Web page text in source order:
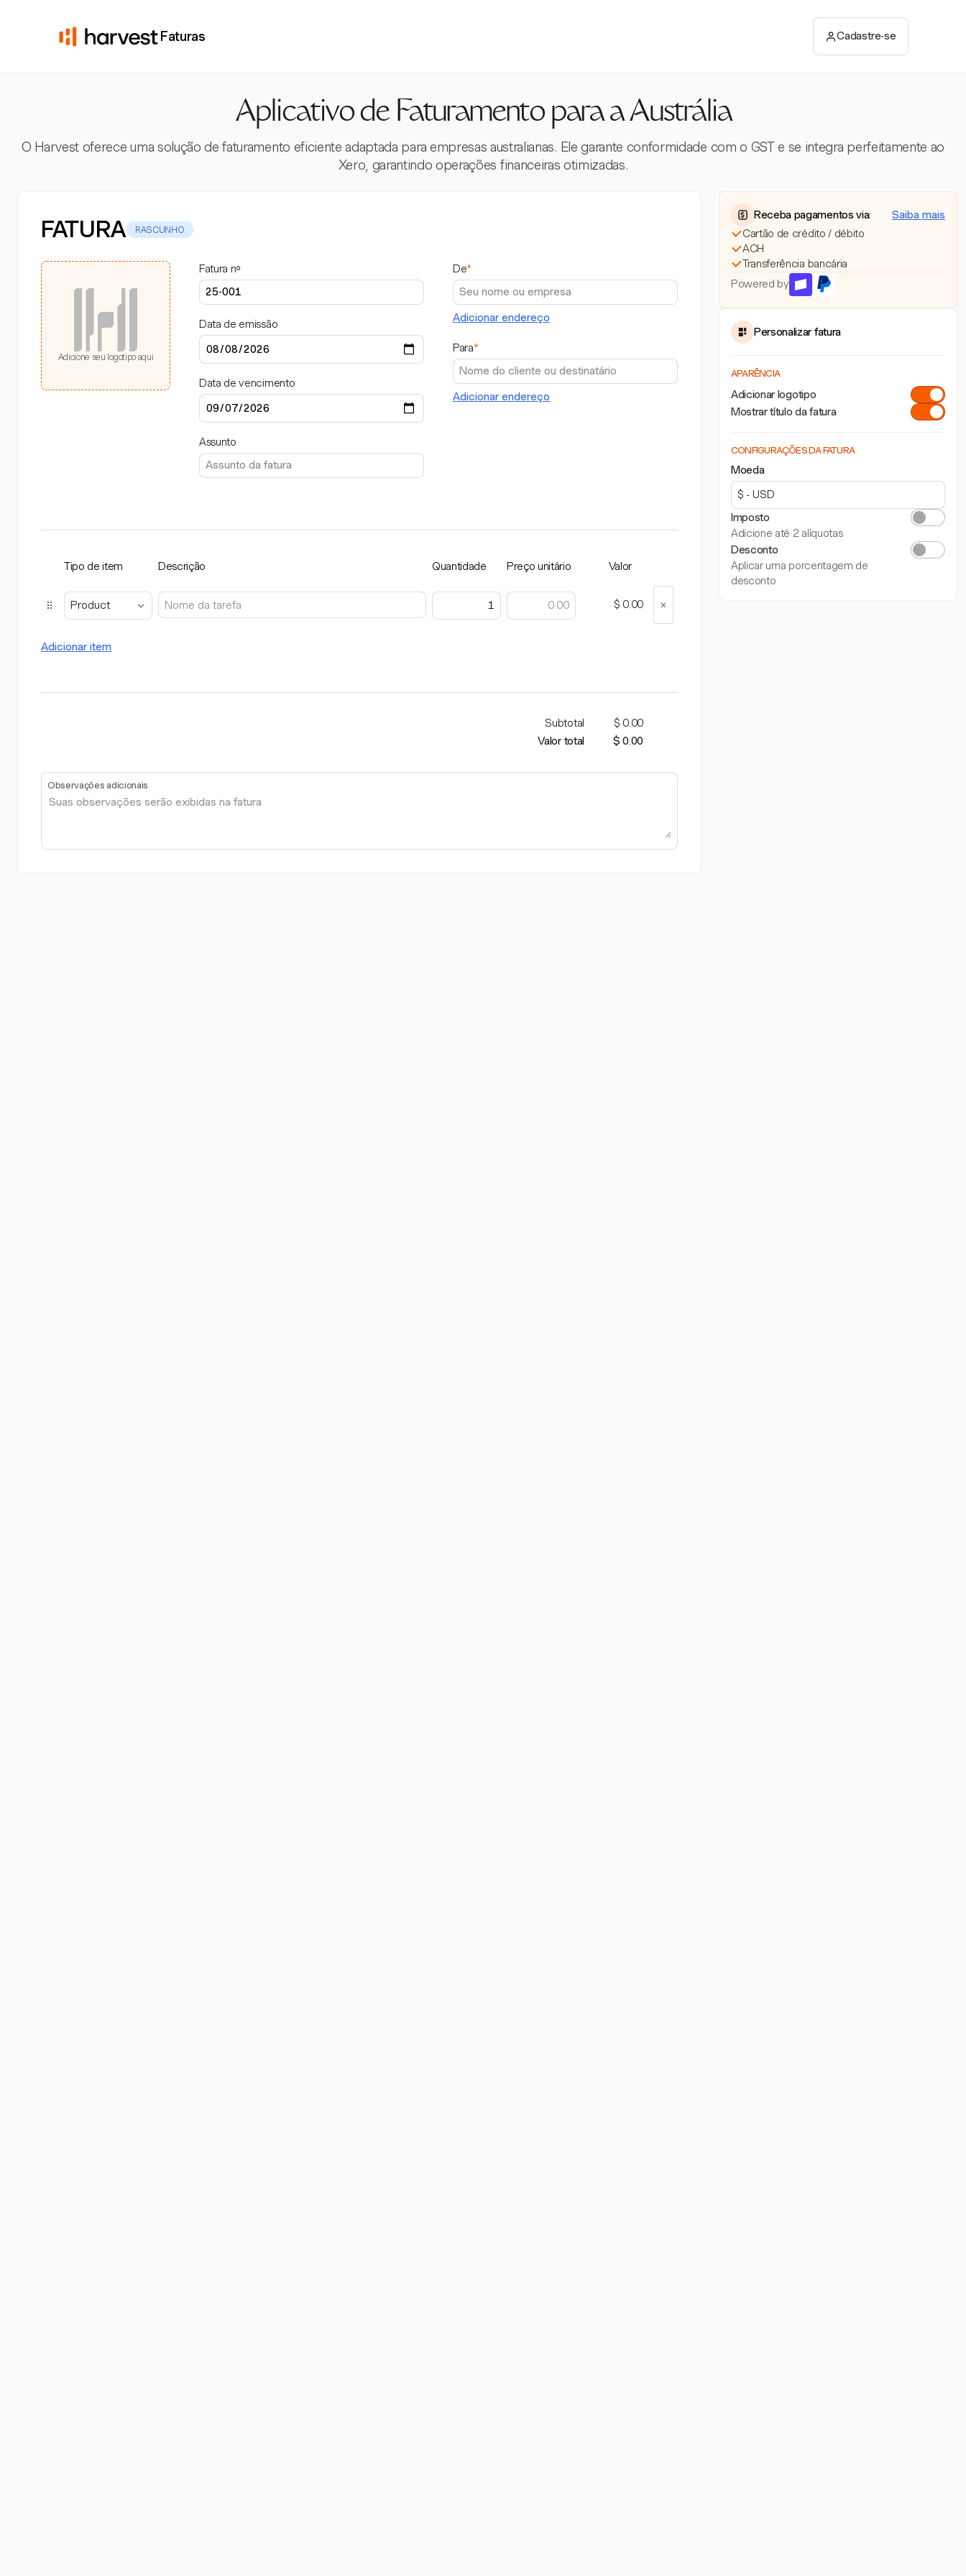
Faturas Cadastre-se
Aplicativo de Faturamento para a Austrália
O Harvest oferece uma solução de faturamento eficiente adaptada para empresas australianas. Ele garante conformidade com o GST e se integra perfeitamente ao
Xero, garantindo operações financeiras otimizadas.
FATURA RASCUNHO
Adicione seu logotipo aqui
Fatura nº
Data de emissão
Data de vencimento
Assunto
De*
Adicionar endereço
Para*
Adicionar endereço
Tipo de item Descrição Quantidade Preço unitário Valor
Product $ 0.00
Adicionar item
Subtotal
$ 0.00
Valor total
$ 0.00
Observações adicionais
Receba pagamentos via:
Saiba mais
Cartão de crédito / débito
ACH
Transferência bancária
Powered by
Personalizar fatura
APARÊNCIA
Adicionar logotipo
Mostrar título da fatura
CONFIGURAÇÕES DA FATURA
Moeda
Imposto
Adicione até 2 alíquotas
Desconto
Aplicar uma porcentagem de
desconto